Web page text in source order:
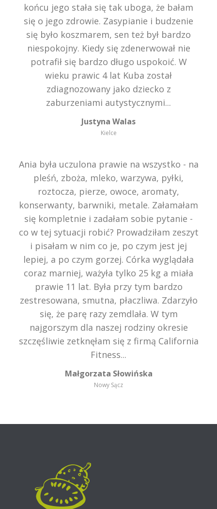
końcu jego stała się tak uboga, że bałam
się o jego zdrowie. Zasypianie i budzenie
się było koszmarem, sen też był bardzo
niespokojny. Kiedy się zdenerwował nie
potrafił się bardzo długo uspokoić. W
wieku prawic 4 lat Kuba został
zdiagnozowany jako dziecko z
zaburzeniami autystycznymi...
Justyna Walas
Kielce
Ania była uczulona prawie na wszystko - na
pleśń, zboża, mleko, warzywa, pyłki,
roztocza, pierze, owoce, aromaty,
konserwanty, barwniki, metale. Załamałam
się kompletnie i zadałam sobie pytanie -
co w tej sytuacji robić? Prowadziłam zeszyt
i pisałam w nim co je, po czym jest jej
lepiej, a po czym gorzej. Córka wyglądała
coraz marniej, ważyła tylko 25 kg a miała
prawie 11 lat. Była przy tym bardzo
zestresowana, smutna, płaczliwa. Zdarzyło
się, że parę razy zemdlała. W tym
najgorszym dla naszej rodziny okresie
szczęśliwie zetknęłam się z firmą California
Fitness...
Małgorzata Słowińska
Nowy Sącz